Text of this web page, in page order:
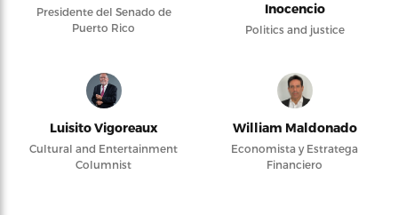
Presidente del Senado de
Puerto Rico
Inocencio
Politics and justice
Luisito Vigoreaux
Cultural and Entertainment
Columnist
William Maldonado
Economista y Estratega
Financiero